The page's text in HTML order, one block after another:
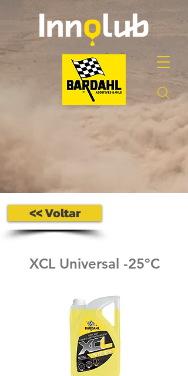
<< Voltar
XCL Universal -25ºC